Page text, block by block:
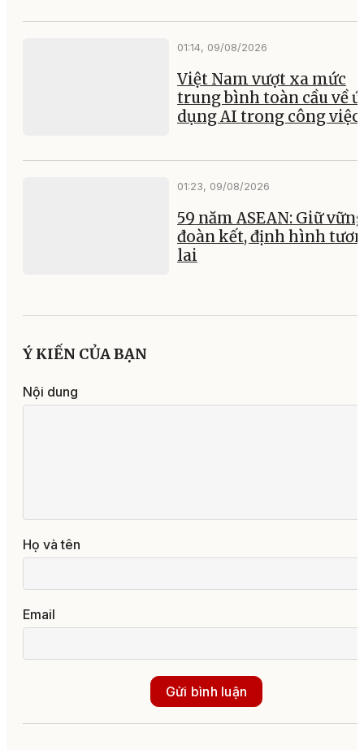
01:14, 09/08/2026
Việt Nam vượt xa mức
trung bình toàn cầu về
dụng AI trong công việc
01:23, 09/08/2026
59 năm ASEAN: Giữ
đoàn kết, định hình
lai
Ý KIẾN CỦA BẠN
Nội dung
Họ và tên
Email
Gửi bình luận